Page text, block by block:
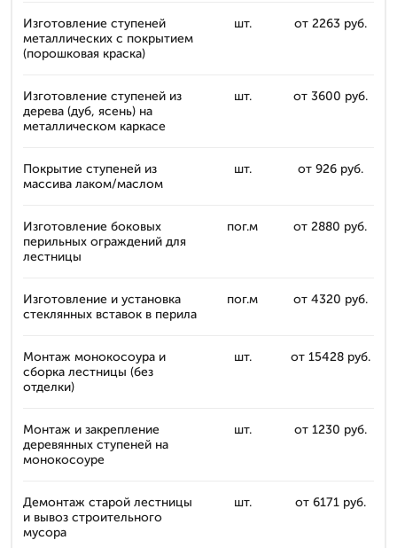
Изготовление ступеней
металлических с покрытием
(порошковая краска)
шт. от 2263 руб.
Изготовление ступеней из
дерева (дуб, ясень) на
металлическом каркасе
шт. от 3600 руб.
Покрытие ступеней из
массива лаком/маслом
шт. от 926 руб.
Изготовление боковых
перильных ограждений для
лестницы
пог.м от 2880 руб.
Изготовление и установка
стеклянных вставок в перила
пог.м от 4320 руб.
Монтаж монокосоура и
сборка лестницы (без
отделки)
шт. от 15428 руб.
Монтаж и закрепление
деревянных ступеней на
монокосоуре
шт. от 1230 руб.
Демонтаж старой лестницы
и вывоз строительного
мусора
шт. от 6171 руб.